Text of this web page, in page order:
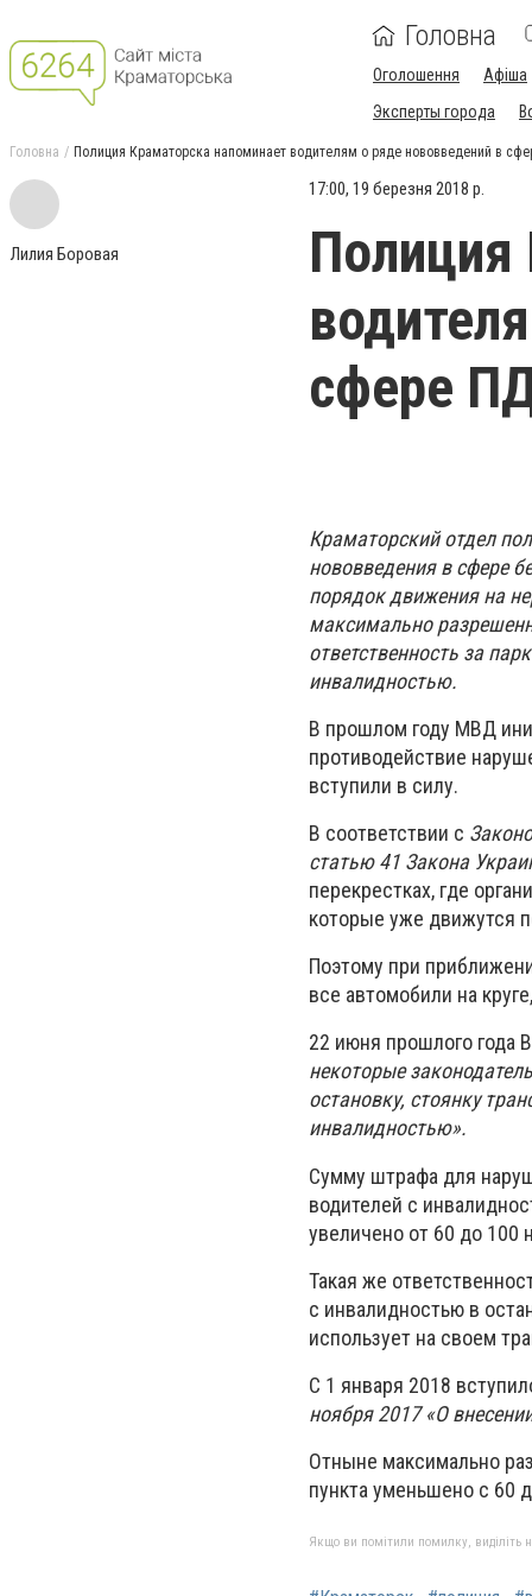
Головна
Оголошення Афіша
Эксперты города
Головна Полиция Краматорска напоминает водителям о ряде нововведений в
Лилия Боровая
17:00, 19 березня 2018 р.
Полиция
сфере
Краматорский отдел
нововведения в сфере
порядок движения на
максимально
ответственность за
инвалидностью.
В прошлом году МВД
противодействие
вступили в силу.
В соответствии с
статью 41 Закона
перекрестках, где
которые уже движутся
Поэтому при
все автомобили на
22 июня прошлого года
некоторые
остановку, стоянку
инвалидностью».
Сумму штрафа для
водителей с
увеличено от 60 до 100
Такая же
с инвалидностью в
использует на своем
С 1 января 2018
ноября 2017 «О
Отныне максимально
пункта уменьшено с 60
Якщо ви помітили помилку, виділіть